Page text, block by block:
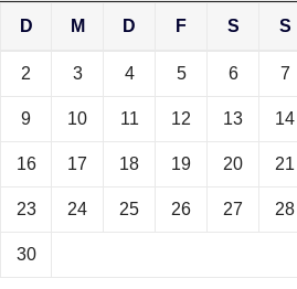
D M D F S S
2 3 4 5 6 7
9 10 11 12 13 14
16 17 18 19 20 21
23 24 25 26 27 28
30